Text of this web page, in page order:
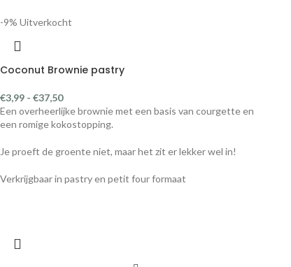
-9% Uitverkocht
Coconut Brownie pastry
€3,99 - €37,50
Een overheerlijke brownie met een basis van courgette en
een romige kokostopping.
Je proeft de groente niet, maar het zit er lekker wel in!
Verkrijgbaar in pastry en petit four formaat